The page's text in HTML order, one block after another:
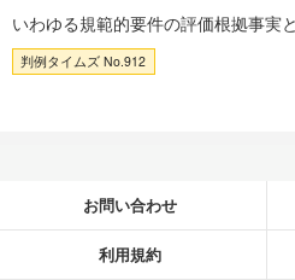
いわゆる規範的要件の評価根拠事実
判例タイムズ No.912
お問い合わせ
利用規約